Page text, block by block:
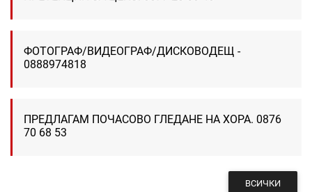
ФОТОГРАФ/ВИДЕОГРАФ/ДИСКОВОДЕЩ -
0888974818
ПРЕДЛАГАМ ПОЧАСОВО ГЛЕДАНЕ НА ХОРА. 0876
70 68 53
ВСИЧКИ